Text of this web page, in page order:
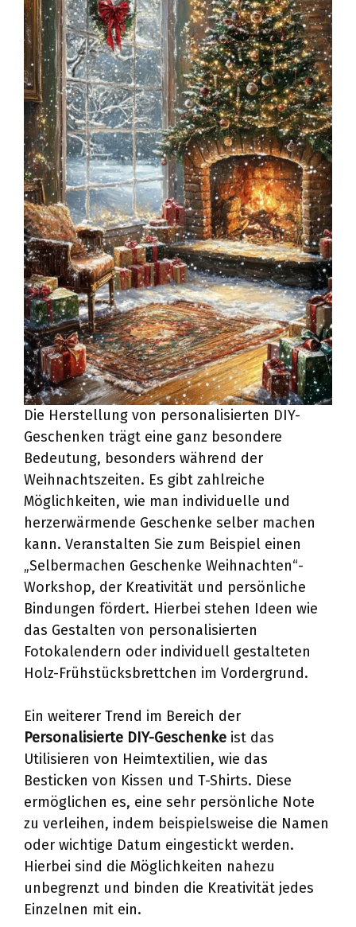
Die Herstellung von personalisierten DIY-
Geschenken trägt eine ganz besondere
Bedeutung, besonders während der
Weihnachtszeiten. Es gibt zahlreiche
Möglichkeiten, wie man individuelle und
herzerwärmende Geschenke selber machen
kann. Veranstalten Sie zum Beispiel einen
„Selbermachen Geschenke Weihnachten“-
Workshop, der Kreativität und persönliche
Bindungen fördert. Hierbei stehen Ideen wie
das Gestalten von personalisierten
Fotokalendern oder individuell gestalteten
Holz-Frühstücksbrettchen im Vordergrund.
Ein weiterer Trend im Bereich der
Personalisierte DIY-Geschenke ist das
Utilisieren von Heimtextilien, wie das
Besticken von Kissen und T-Shirts. Diese
ermöglichen es, eine sehr persönliche Note
zu verleihen, indem beispielsweise die Namen
oder wichtige Datum eingestickt werden.
Hierbei sind die Möglichkeiten nahezu
unbegrenzt und binden die Kreativität jedes
Einzelnen mit ein.